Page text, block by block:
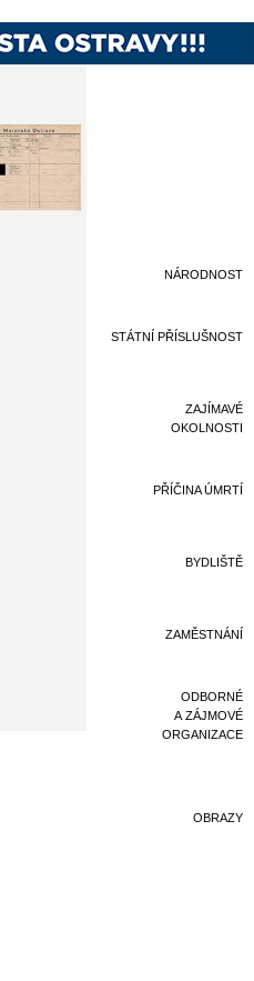
NÁRODNOST
STÁTNÍ PŘÍSLUŠNOST
ZAJÍMAVÉ
OKOLNOSTI
PŘÍČINA ÚMRTÍ
BYDLIŠTĚ
ZAMĚSTNÁNÍ
ODBORNÉ
A ZÁJMOVÉ
ORGANIZACE
OBRAZY